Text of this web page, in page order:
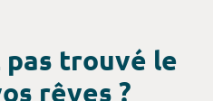
pas trouvé le
rêves ?